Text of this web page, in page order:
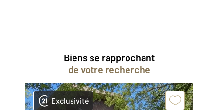
Biens se rapprochant
de votre recherche
Exclusivité